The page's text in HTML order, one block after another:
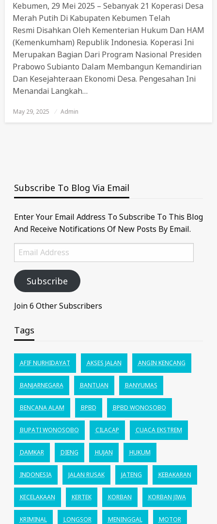
Kebumen, 29 Mei 2025 – Sebanyak 21 Koperasi Desa
Merah Putih Di Kabupaten Kebumen Telah
Resmi Disahkan Oleh Kementerian Hukum Dan HAM
(Kemenkumham) Republik Indonesia. Koperasi Ini
Merupakan Bagian Dari Program Nasional Presiden
Prabowo Subianto Dalam Membangun Kemandirian
Dan Kesejahteraan Ekonomi Desa. Pengesahan Ini
Menandai Langkah…
Posted
On
May 29, 2025 Admin
Subscribe To Blog Via Email
Enter Your Email Address To Subscribe To This Blog
And Receive Notifications Of New Posts By Email.
Email
Address
Subscribe
Join 6 Other Subscribers
Tags
AFIF NURHIDAYAT AKSES JALAN ANGIN KENCANG
BANJARNEGARA BANTUAN BANYUMAS
BENCANA ALAM BPBD BPBD WONOSOBO
BUPATI WONOSOBO CILACAP CUACA EKSTREM
DAMKAR DIENG HUJAN HUKUM
INDONESIA JALAN RUSAK JATENG KEBAKARAN
KECELAKAAN KERTEK KORBAN KORBAN JIWA
KRIMINAL LONGSOR MENINGGAL MOTOR